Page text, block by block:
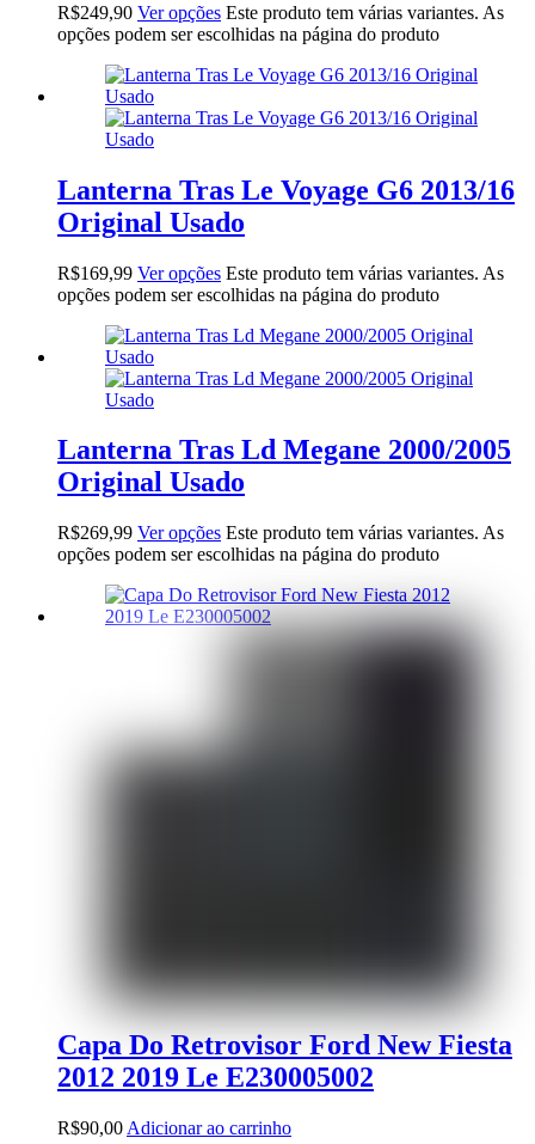
R$249,90 Ver opções Este produto tem várias variantes. As
opções podem ser escolhidas na página do produto
Lanterna Tras Le Voyage G6 2013/16
Original Usado
R$169,99 Ver opções Este produto tem várias variantes. As
opções podem ser escolhidas na página do produto
Lanterna Tras Ld Megane 2000/2005
Original Usado
R$269,99 Ver opções Este produto tem várias variantes. As
opções podem ser escolhidas na página do produto
Capa Do Retrovisor Ford New Fiesta
2012 2019 Le E230005002
R$90,00 Adicionar ao carrinho